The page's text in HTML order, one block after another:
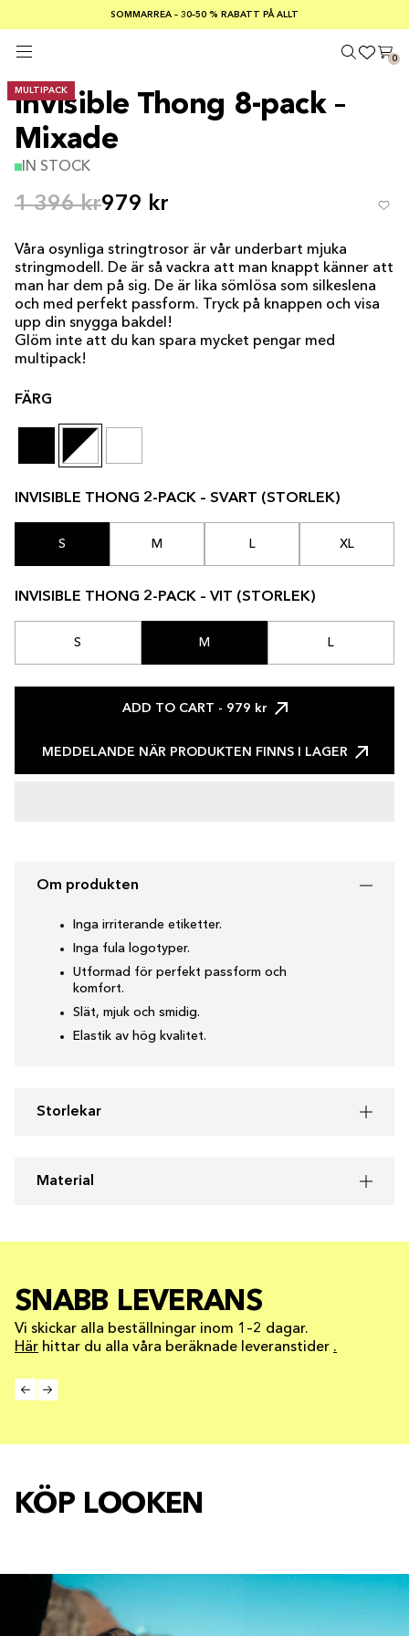
SOMMARREA – 30–50 % RABATT PÅ ALLT
FRI FRAKT PÅ KÖP ÖVER €100
Säker betalning med
0
MULTIPACK
Invisible Thong 8-pack –
Mixade
IN STOCK
1 396 kr979 kr
Våra osynliga stringtrosor är vår underbart mjuka
stringmodell. De är så vackra att man knappt känner att
man har dem på sig. De är lika sömlösa som silkeslena
och med perfekt passform. Tryck på knappen och visa
upp din snygga bakdel!
Glöm inte att du kan spara mycket pengar med
multipack!
FÄRG
INVISIBLE THONG 2-PACK – SVART (STORLEK)
S M L XL
INVISIBLE THONG 2-PACK – VIT (STORLEK)
S M L
ADD TO CART - 979 kr
MEDDELANDE NÄR PRODUKTEN FINNS I LAGER
Om produkten
Inga irriterande etiketter.
Inga fula logotyper.
Utformad för perfekt passform och
komfort.
Slät, mjuk och smidig.
Elastik av hög kvalitet.
Storlekar
Material
SNABB LEVERANS
Vi skickar alla beställningar inom 1–2 dagar.
Här hittar du alla våra beräknade leveranstider .
KÖP LOOKEN